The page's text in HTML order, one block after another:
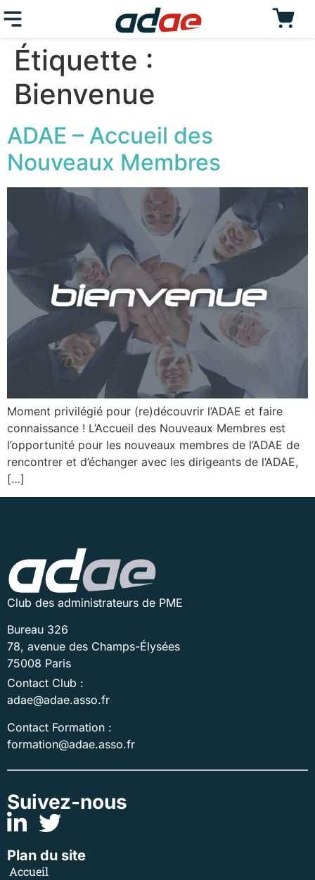
Étiquette :
Bienvenue
ADAE – Accueil des
Nouveaux Membres
Moment privilégié pour (re)découvrir l’ADAE et faire
connaissance ! L’Accueil des Nouveaux Membres est
l’opportunité pour les nouveaux membres de l’ADAE de
rencontrer et d’échanger avec les dirigeants de l’ADAE,
[…]
Club des administrateurs de PME
Bureau 326
78, avenue des Champs-Élysées
75008 Paris
Contact Club :
adae@adae.asso.fr
Contact Formation :
formation@adae.asso.fr
Suivez-nous
Plan du site
Accueil